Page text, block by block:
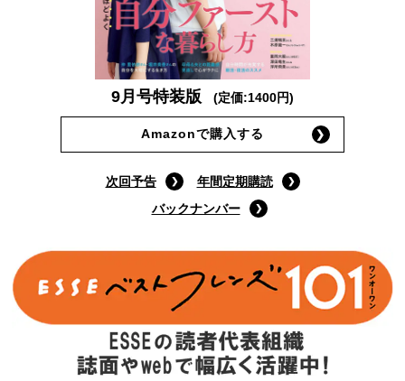
9月号特装版 (定価:1400円)
Amazonで購入する
次回予告
年間定期購読
バックナンバー